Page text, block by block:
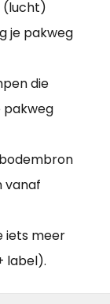
(lucht)
je pakweg
die
pakweg
vanaf
iets meer
label).